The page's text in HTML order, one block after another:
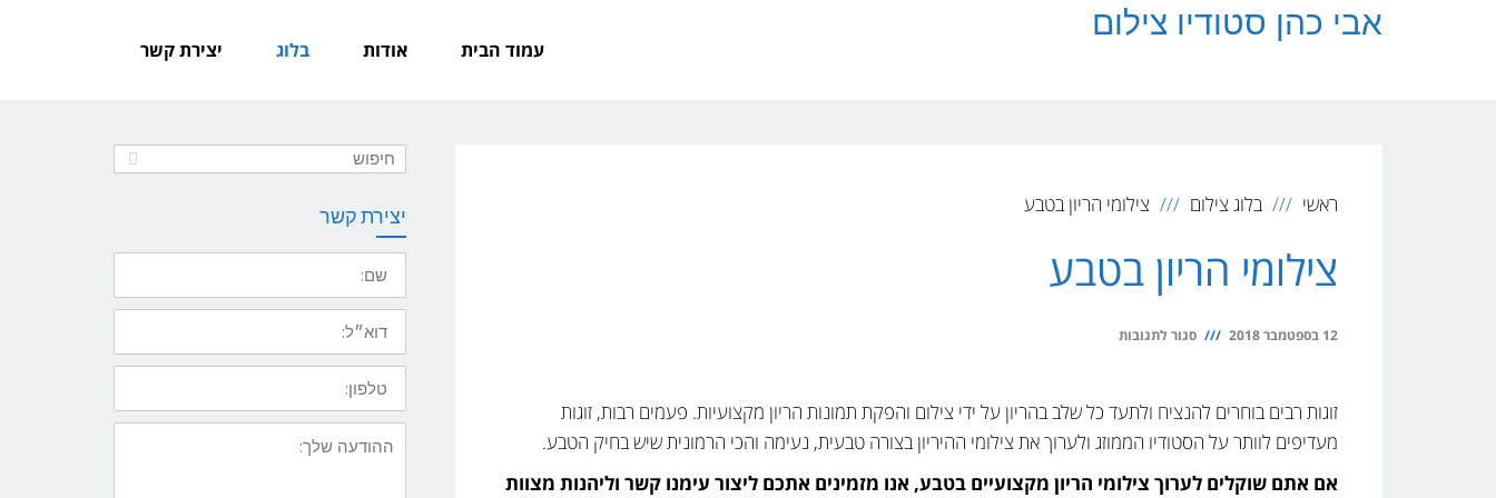
אבי כהן סטודיו צילום
עמוד הבית אודות בלוג יצירת קשר
ראשי בלוג צילום צילומי הריון בטבע
צילומי הריון בטבע
12 בספטמבר 2018 סגור לתגובות
בטבע
זוגות רבים בוחרים להנציח ולתעד כל שלב בהריון על ידי צילום והפקת תמונות הריון מקצועיות. פעמים רבות, זוגות
מעדיפים לוותר על הסטודיו הממוזג ולערוך את צילומי ההיריון בצורה טבעית, נעימה והכי הרמונית שיש בחיק הטבע.
אם אתם שוקלים לערוך צילומי הריון מקצועיים בטבע, אנו מזמינים אתכם ליצור עימנו קשר וליהנות מצוות
יצירת קשר
שם
דואר
אלקטרוני
טלפון
ההודעה
שלך